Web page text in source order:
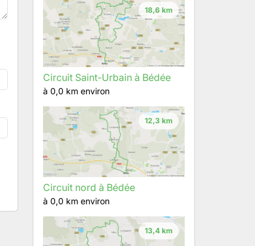
18,6 km
Circuit Saint-Urbain à Bédée
à 0,0 km environ
12,3 km
Circuit nord à Bédée
à 0,0 km environ
13,4 km